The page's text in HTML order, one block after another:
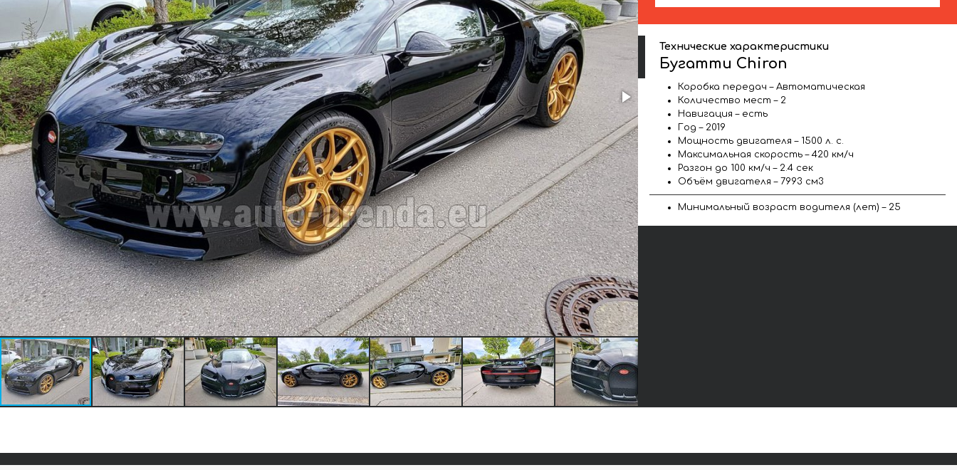
Технические характеристики
Бугатти Chiron
Коробка передач – Автоматическая
Количество мест – 2
Навигация – есть
Год – 2019
Мощность двигателя – 1500 л. с.
Максимальная скорость – 420 км/ч
Разгон до 100 км/ч – 2.4 сек
Объём двигателя – 7993 см3
Минимальный возраст водителя (лет) – 25